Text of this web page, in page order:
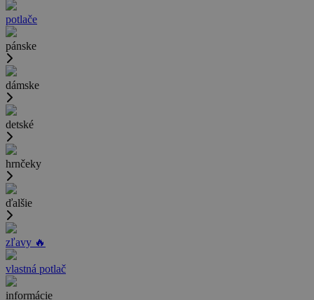
potlače
pánske
dámske
detské
hrnčeky
ďalšie
zľavy 🔥
vlastná potlač
informácie